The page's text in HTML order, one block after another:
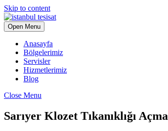
Skip to content
Open Menu
Anasayfa
Bölgelerimiz
Servisler
Hizmetlerimiz
Blog
Close Menu
Sarıyer Klozet Tıkanıklığı Açma